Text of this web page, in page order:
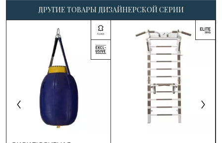
ДРУГИЕ ТОВАРЫ ДИЗАЙНЕРСКОЙ СЕРИИ
Выберите цвет: